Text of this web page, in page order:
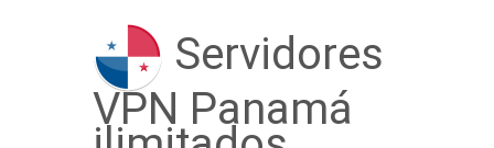
Servidores
VPN Panamá